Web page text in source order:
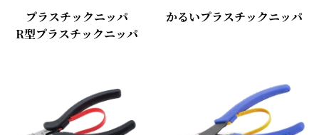
プラスチックニッパ
R型プラスチックニッパ
かるいプラスチックニッパ